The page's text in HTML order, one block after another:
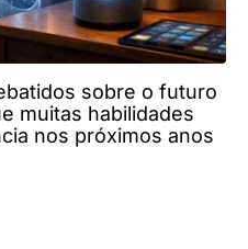
sobre o futuro
muitas habilidades
nos próximos anos